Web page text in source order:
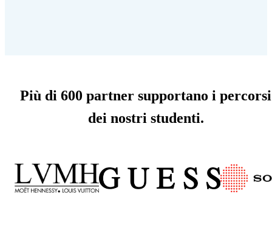
Più di 600 partner supportano i percorsi
dei nostri studenti.